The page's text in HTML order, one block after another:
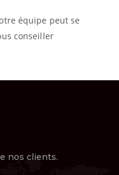
équipe peut se
conseiller
nos clients.